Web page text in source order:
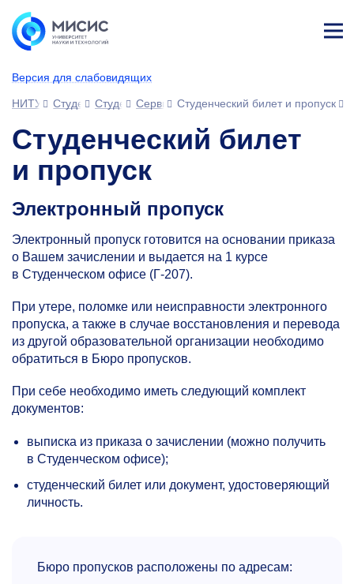
Версия для слабовидящих
ине
НИТУ МИСИС
СтудентамСтуденческий офис
Сервисы для обучающихся
Студенческий билет и пропуск
Студенческий билет
и пропуск
Электронный пропуск
Электронный пропуск готовится на основании приказа
о Вашем зачислении и выдается на 1 курсе
в Студенческом офисе (Г-207).
При утере, поломке или неисправности электронного
пропуска, а также в случае восстановления и перевода
из другой образовательной организации необходимо
обратиться в Бюро пропусков.
При себе необходимо иметь следующий комплект
документов:
выписка из приказа о зачислении (можно получить
в Студенческом офисе);
студенческий билет или документ, удостоверяющий
личность.
Бюро пропусков расположены по адресам: